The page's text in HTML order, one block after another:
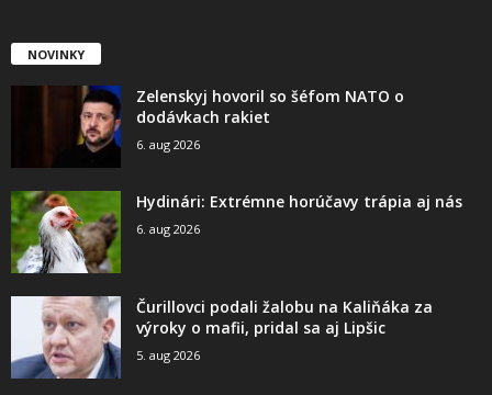
NOVINKY
Zelenskyj hovoril so šéfom NATO o
dodávkach rakiet
6. aug 2026
Hydinári: Extrémne horúčavy trápia aj nás
6. aug 2026
Čurillovci podali žalobu na Kaliňáka za
výroky o mafii, pridal sa aj Lipšic
5. aug 2026